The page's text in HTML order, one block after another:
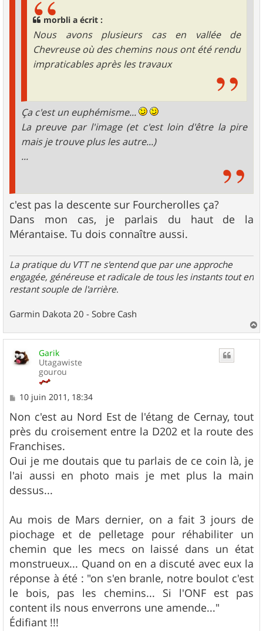
morbli a écrit :
Nous avons plusieurs cas en vallée de
Chevreuse où des chemins nous ont été rendu
impraticables après les travaux
Ça c'est un euphémisme...
La preuve par l'image (et c'est loin d'être la pire
mais je trouve plus les autre...)
...
c'est pas la descente sur Fourcherolles ça?
Dans mon cas, je parlais du haut de la
Mérantaise. Tu dois connaître aussi.
La pratique du VTT ne s'entend que par une approche
engagée, généreuse et radicale de tous les instants tout en
restant souple de l'arrière.
Garmin Dakota 20 - Sobre Cash
a
u
Garik
Utagawiste
gourou
M
s
s
a
g
e
10 juin 2011, 18:34
Non c'est au Nord Est de l'étang de Cernay, tout
près du croisement entre la D202 et la route des
Franchises.
Oui je me doutais que tu parlais de ce coin là, je
l'ai aussi en photo mais je met plus la main
dessus...
Au mois de Mars dernier, on a fait 3 jours de
piochage et de pelletage pour réhabiliter un
chemin que les mecs on laissé dans un état
monstrueux... Quand on en a discuté avec eux la
réponse à été : "on s'en branle, notre boulot c'est
le bois, pas les chemins... Si l'ONF est pas
content ils nous enverrons une amende..."
Édifiant !!!